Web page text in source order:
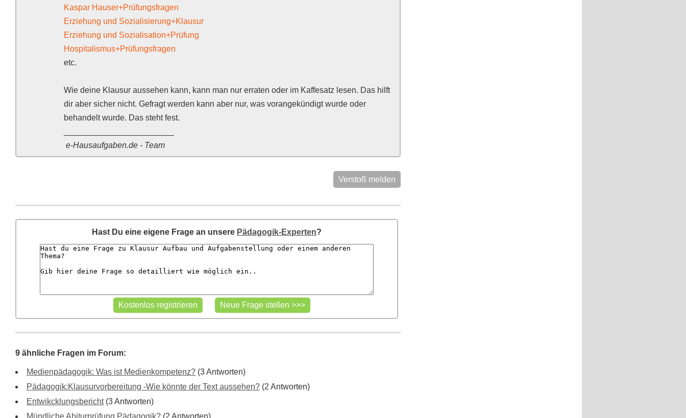
Kaspar Hauser+Prüfungsfragen
Erziehung und Sozialisierung+Klausur
Erziehung und Sozialisation+Prüfung
Hospitalismus+Prüfungsfragen
etc.
Wie deine Klausur aussehen kann, kann man nur erraten oder im Kaffesatz lesen. Das hilft
dir aber sicher nicht. Gefragt werden kann aber nur, was vorangekündigt wurde oder
behandelt wurde. Das steht fest.
e-Hausaufgaben.de - Team
Verstoß melden
Hast Du eine eigene Frage an unsere Pädagogik-Experten?
9 ähnliche Fragen im Forum:
Medienpädagogik: Was ist Medienkompetenz? (3 Antworten)
Pädagogik:Klausurvorbereitung -Wie könnte der Text aussehen? (2 Antworten)
Entwikcklungsbericht(3 Antworten)
Mündliche Abiturprüfung Pädagogik? (2 Antworten)